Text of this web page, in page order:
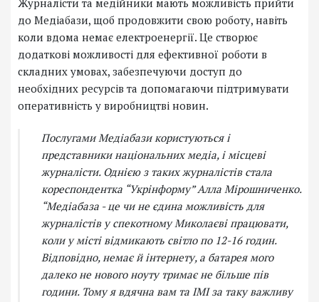
до Медіабази, щоб продовжити свою роботу, навіть
коли вдома немає електроенергії. Це створює
додаткові можливості для ефективної роботи в
складних умовах, забезпечуючи доступ до
необхідних ресурсів та допомагаючи підтримувати
оперативність у виробництві новин.
Послугами Медіабази користуються і
представники національних медіа, і місцеві
журналісти. Однією з таких журналістів стала
кореспондентка “Укрінформу” Алла Мірошниченко.
“Медіабаза - це чи не єдина можливість для
журналістів у спекотному Миколаєві працювати,
коли у місті відмикають світло по 12-16 годин.
Відповідно, немає й інтернету, а батарея мого
далеко не нового ноуту тримає не більше пів
години. Тому я вдячна вам та ІМІ за таку важливу